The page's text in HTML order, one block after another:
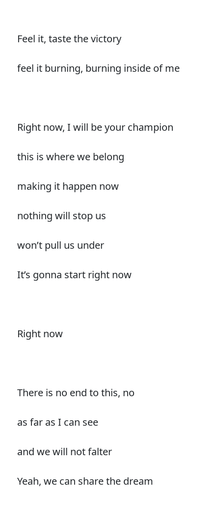
Feel it, taste the victory
feel it burning, burning inside of me
Right now, I will be your champion
this is where we belong
making it happen now
nothing will stop us
won’t pull us under
It’s gonna start right now
Right now
There is no end to this, no
as far as I can see
and we will not falter
Yeah, we can share the dream